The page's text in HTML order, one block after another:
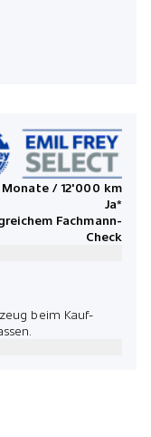
Monate / 12'000 km
Ja*
Fachmann-
Check
beim Kauf-